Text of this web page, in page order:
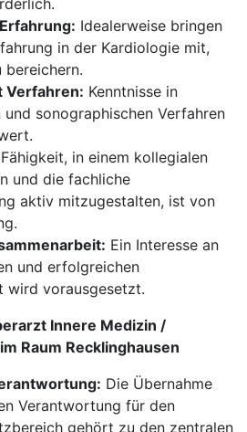
Idealerweise bringen
in der Kardiologie mit,
bereichern.
Verfahren: Kenntnisse in
sonographischen Verfahren
in einem kollegialen
und die fachliche
aktiv mitzugestalten, ist von
Ein Interesse an
und erfolgreichen
wird vorausgesetzt.
Innere Medizin /
Raum Recklinghausen
Die Übernahme
Verantwortung für den
gehört zu den zentralen